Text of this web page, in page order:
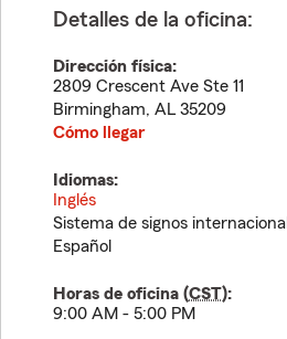
Detalles de la oficina:
Dirección física:
2809 Crescent Ave Ste 11
Birmingham, AL 35209
Cómo llegar
Idiomas:
Inglés
Sistema de signos internacional
Español
Horas de oficina (CST):
9:00 AM - 5:00 PM